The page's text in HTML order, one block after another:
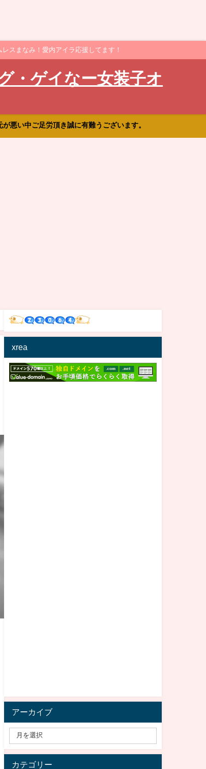
スまなみ！愛内アイラ応援してます！
・ゲイなー女装子オ
悪い中ご足労頂き誠に有難うございます。
xrea
アーカイブ
カテゴリー